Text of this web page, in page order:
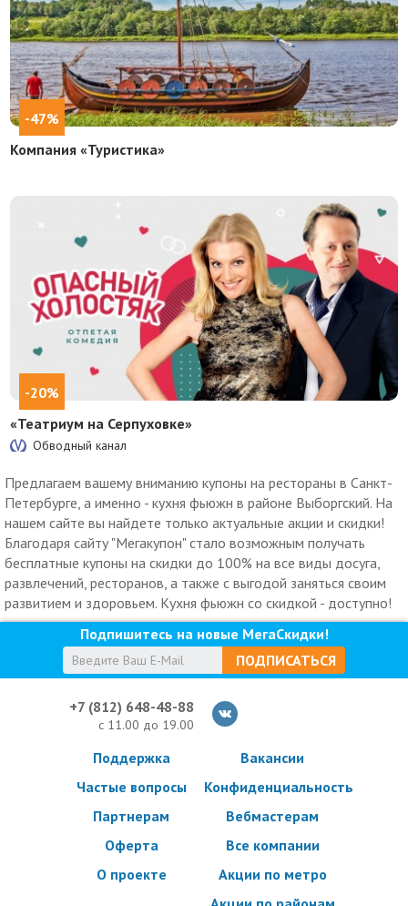
-47%
Компания «Туристика»
-20%
«Театриум на Серпуховке»
Обводный канал
Предлагаем вашему вниманию купоны на рестораны в Санкт-
Петербурге, а именно - кухня фьюжн в районе Выборгский. На
нашем сайте вы найдете только актуальные акции и скидки!
Благодаря сайту "Мегакупон" стало возможным получать
бесплатные купоны на скидки до 100% на все виды досуга,
развлечений, ресторанов, а также с выгодой заняться своим
развитием и здоровьем. Кухня фьюжн со скидкой - доступно!
Подпишитесь на новые МегаСкидки!
ПОДПИСАТЬСЯ
+7 (812) 648-48-88
с 11.00 до 19.00
Поддержка
Частые вопросы
Партнерам
Оферта
О проекте
Вакансии
Конфиденциальность
Вебмастерам
Все компании
Акции по метро